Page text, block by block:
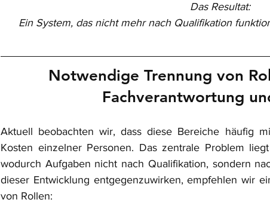
Das Resultat:
Ein System, das nicht mehr nach Qualifikation
Notwendige Trennung von
Fachverantwortung
Aktuell beobachten wir, dass diese Bereiche häufig
Kosten einzelner Personen. Das zentrale Problem
wodurch Aufgaben nicht nach Qualifikation, sondern
dieser Entwicklung entgegenzuwirken, empfehlen wir
von Rollen: